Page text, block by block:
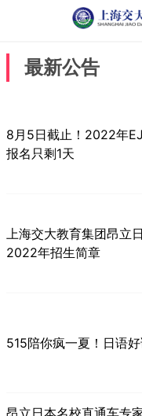
最新公告
8月5日截止！2022年
报名只剩1天
上海交大教育集团昂立
2022年招生简章
515陪你疯一夏！日语
昂立日本名校直通车